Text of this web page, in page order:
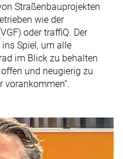
Straßenbauprojekten
wie der
oder traffiQ. Der
Spiel, um alle
im Blick zu behalten
und neugierig zu